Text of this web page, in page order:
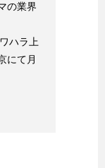
の業界
ハラ上
にて月